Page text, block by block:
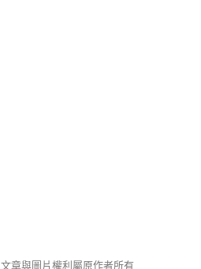
文章與圖片權利屬原作者所有